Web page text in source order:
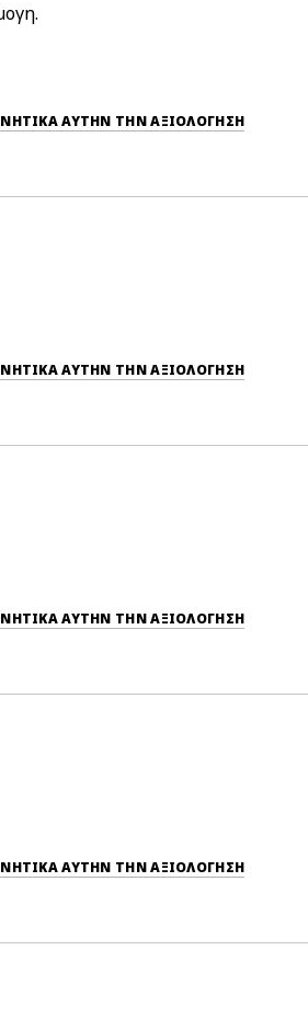
ΕΠΙΣΗΜΆΝΕΤΕ ΑΡΝΗΤΙΚΆ ΑΥΤΉΝ ΤΗΝ ΑΞΙΟΛΟΓΗΣΗ
ΕΠΙΣΗΜΆΝΕΤΕ ΑΡΝΗΤΙΚΆ ΑΥΤΉΝ ΤΗΝ ΑΞΙΟΛΟΓΗΣΗ
ΕΠΙΣΗΜΆΝΕΤΕ ΑΡΝΗΤΙΚΆ ΑΥΤΉΝ ΤΗΝ ΑΞΙΟΛΟΓΗΣΗ
ΕΠΙΣΗΜΆΝΕΤΕ ΑΡΝΗΤΙΚΆ ΑΥΤΉΝ ΤΗΝ ΑΞΙΟΛΟΓΗΣΗ